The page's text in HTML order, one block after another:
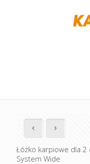
Łóżko karpiowe dla 2
System Wide